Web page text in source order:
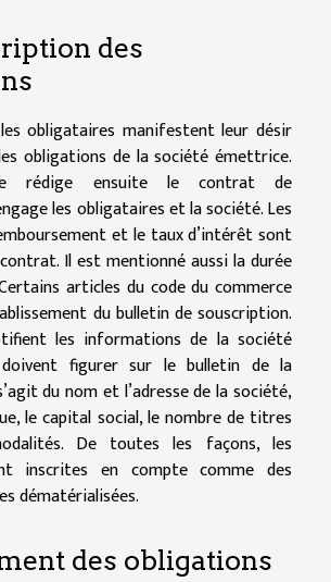
des
obligataires manifestent leur désir
obligations de la société émettrice.
rédige ensuite le contrat de
les obligataires et la société. Les
et le taux d’intérêt sont
Il est mentionné aussi la durée
articles du code du commerce
du bulletin de souscription.
les informations de la société
figurer sur le bulletin de la
du nom et l’adresse de la société,
le capital social, le nombre de titres
De toutes les façons, les
inscrites en compte comme des
dématérialisées.
des obligations